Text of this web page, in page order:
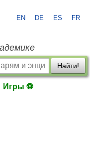
EN DE ES FR
Найти!
Игры ⚽